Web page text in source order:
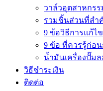
วาล์วอุตสาหกรร
รวมชิ้นส่วนที่สำ
9 ข้อวิธีการแก้ไ
9 ข้อ ที่ควรรู้ก่อ
น้ำมันเครื่องปั๊ม
วิธีชำระเงิน
ติดต่อ